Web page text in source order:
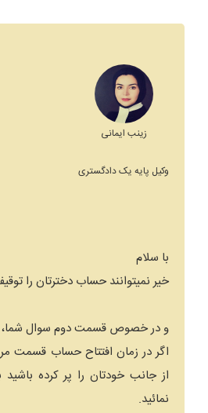
زینب ایمانی
وکیل پایه یک دادگستری
با سلام
خیر نمیتوانند حساب دخترتان را
و در خصوص قسمت دوم سوال شما،
اگر در زمان افتتاح حساب قسمت
از جانب خودتان را پر کرده باشید
نمائید.